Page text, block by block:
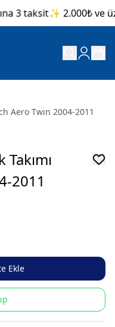
3 taksit✨ 2.000₺ ve
Aero Twin 2004-2011
2011
Ekle